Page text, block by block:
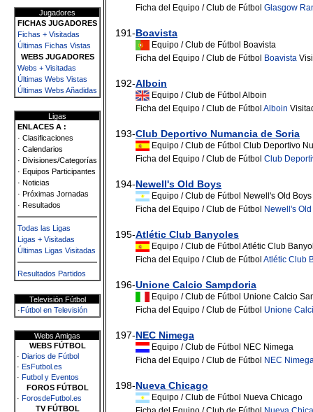
Jugadores
FICHAS JUGADORES
Fichas + Visitadas
Últimas Fichas Vistas
WEBS JUGADORES
Webs + Visitadas
Últimas Webs Vistas
Últimas Webs Añadidas
Ligas
ENLACES A :
· Clasificaciones
· Calendarios
· Divisiones/Categorías
· Equipos Participantes
· Noticias
· Próximas Jornadas
· Resultados
Todas las Ligas
Ligas + Visitadas
Últimas Ligas Visitadas
Resultados Partidos
Televisión Fútbol
·Fútbol en Televisión
Webs Amigas
WEBS FÚTBOL
· Diarios de Fútbol
· EsFutbol.es
· Futbol y Eventos
FOROS FÚTBOL
· ForosdeFutbol.es
TV FÚTBOL
Ficha del Equipo / Club de Fútbol Glasgow
191-Boavista
Equipo / Club de Fútbol Boavista
Ficha del Equipo / Club de Fútbol Boavista
192-Alboin
Equipo / Club de Fútbol Alboin
Ficha del Equipo / Club de Fútbol Alboin
193-Club Deportivo Numancia de Soria
Equipo / Club de Fútbol Club Deportivo
Ficha del Equipo / Club de Fútbol Club
194-Newell's Old Boys
Equipo / Club de Fútbol Newell's Old Boys
Ficha del Equipo / Club de Fútbol Newell's
195-Atlétic Club Banyoles
Equipo / Club de Fútbol Atlétic Club
Ficha del Equipo / Club de Fútbol Atlétic Club
196-Unione Calcio Sampdoria
Equipo / Club de Fútbol Unione Calcio
Ficha del Equipo / Club de Fútbol Unione
197-NEC Nimega
Equipo / Club de Fútbol NEC Nimega
Ficha del Equipo / Club de Fútbol NEC
198-Nueva Chicago
Equipo / Club de Fútbol Nueva Chicago